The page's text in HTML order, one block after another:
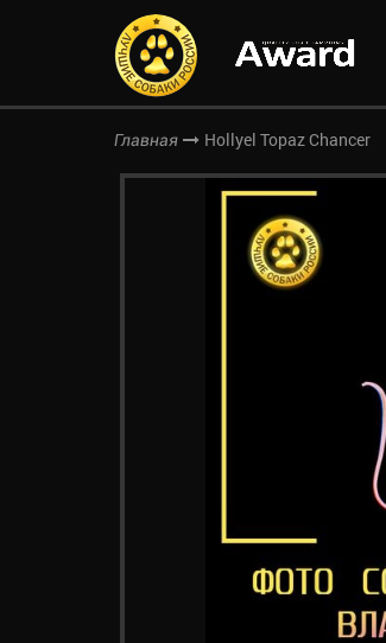
Главная Hollyel Topaz Chancer